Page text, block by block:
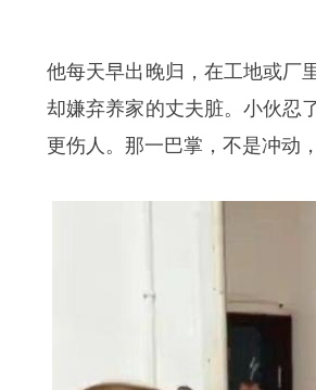
他每天早出晚归，在工地或厂
却嫌弃养家的丈夫脏。小伙忍
更伤人。那一巴掌，不是冲动